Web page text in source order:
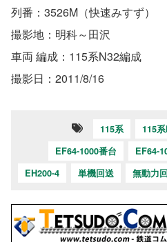
列番：3526M（快速みすず）
撮影地：明科～田沢
車両 編成：115系N32編成
撮影日：2011/8/16
115系 115
EF64-1000番台
EF64-
EH200-4
単機回送 無動力